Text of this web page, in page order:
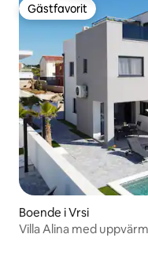
Gästfavorit
Gästfavorit
Boende i Vrsi
Villa Alina med